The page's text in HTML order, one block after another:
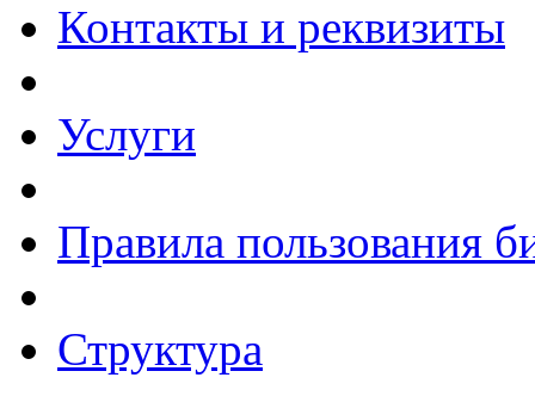
Контакты и реквизиты
Услуги
Правила пользования
Структура